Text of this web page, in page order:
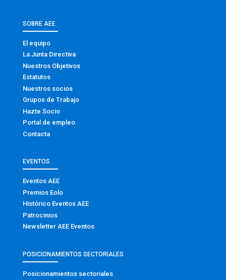
SOBRE AEE
El equipo
La Junta Directiva
Nuestros Objetivos
Estatutos
Nuestros socios
Grupos de Trabajo
Hazte Socio
Portal de empleo
Contacta
EVENTOS
Eventos AEE
Premios Eolo
Histórico Eventos AEE
Patrocinios
Newsletter AEE Eventos
POSICIONAMIENTOS SECTORIALES
Posicionamientos sectoriales